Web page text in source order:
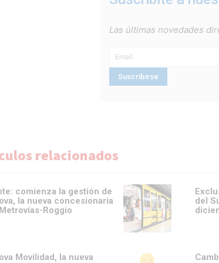
Las últimas novedades
relacionados
comienza la gestión de
la nueva concesionaria
Roggio
del
Movilidad, la nueva